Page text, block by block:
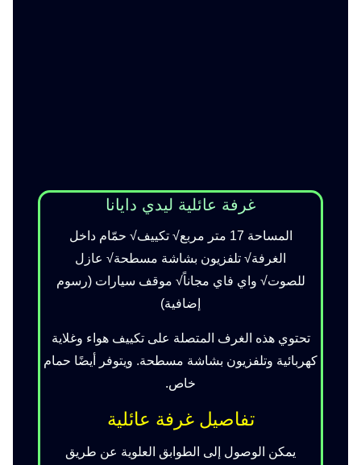
غرفة عائلية ليدي دايانا
المساحة 17 متر مربع√ تكييف√ حمّام داخل
الغرفة√ تلفزيون بشاشة مسطحة√ عازل
للصوت√ واي فاي مجاناً√ موقف سيارات(رسوم
إضافية)
تحتوي هذه الغرف المتصلة على تكييف هواء وغلاية
كهربائية وتلفزيون بشاشة مسطحة. ويتوفر أيضًا حمام
خاص.
تفاصيل غرفة عائلية
يمكن الوصول إلى الطوابق العلوية عن طريق